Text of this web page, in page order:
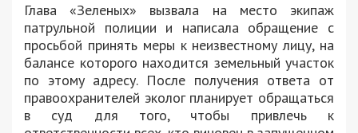
Глава «Зеленых» вызвала на место экипаж
патрульной полиции и написала обращение с
просьбой принять меры к неизвестному лицу, на
балансе которого находится земельный участок
по этому адресу. После получения ответа от
правоохранителей эколог планирует обращаться
в суд для того, чтобы привлечь к